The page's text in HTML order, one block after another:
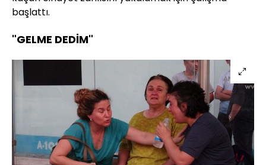
başlattı.
"GELME DEDİM"